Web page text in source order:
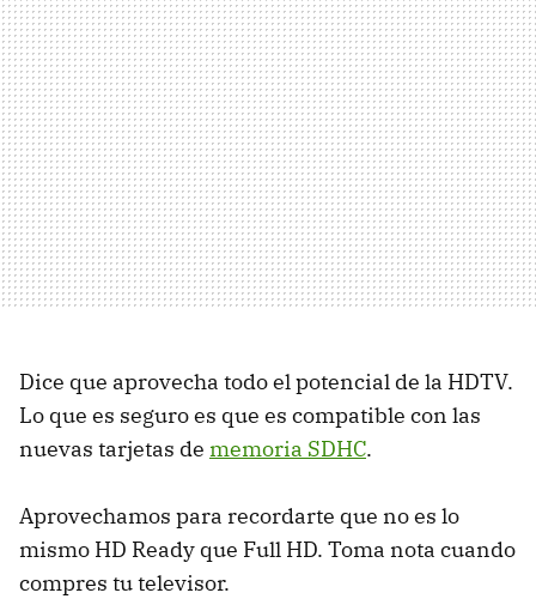
Dice que aprovecha todo el potencial de la HDTV.
Lo que es seguro es que es compatible con las
nuevas tarjetas de memoria SDHC.
Aprovechamos para recordarte que no es lo
mismo HD Ready que Full HD. Toma nota cuando
compres tu televisor.